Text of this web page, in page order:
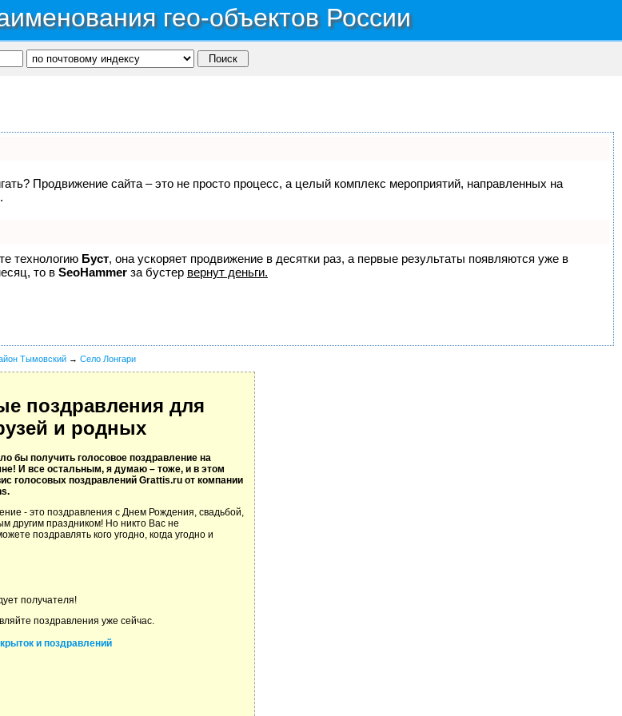
гео-объектов России
Продвижение сайта – это не просто процесс, а целый комплекс мероприятий, направленных на
технологию Буст, она ускоряет продвижение в десятки раз, а первые результаты появляются уже в
то в SeoHammer за бустер вернут деньги.
Тымовский → Село Лонгари
поздравления для
и родных
бы получить голосовое поздравление на
И все остальным, я думаю – тоже, и в этом
голосовых поздравлений Grattis.ru от компании
- это поздравления с Днем Рождения, свадьбой,
другим праздником! Но никто Вас не
поздравлять кого угодно, когда угодно и
получателя!
поздравления уже сейчас.
и поздравлений